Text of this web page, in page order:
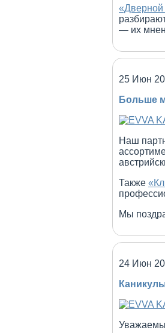
«Дверной
— их
25 Июн
Больше
Наш
Также
Мы
24 Июн